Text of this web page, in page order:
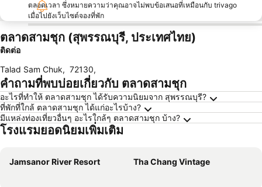
ตลอดเวลา ซึ่งหมายความว่าคุณอาจไม่พบข้อเสนอที่เหมือนกับ trivago
เมื่อไปยังเว็บไซต์จองที่พัก
ตลาดสามชุก (สุพรรณบุรี, ประเทศไทย)
ติดต่อ
Talad Sam Chuk, 72130,
คำถามที่พบบ่อยเกี่ยวกับ ตลาดสามชุก
อะไรที่ทำให้ ตลาดสามชุก ได้รับความนิยมจาก สุพรรณบุรี?
ที่พักที่ใกล้ ตลาดสามชุก ได้แก่อะไรบ้าง?
มีแหล่งท่องเที่ยวอื่นๆ อะไรใกล้ๆ ตลาดสามชุก บ้าง?
โรงแรมยอดนิยมเพิ่มเติม
Jamsanor River Resort Tha Chang Vintage